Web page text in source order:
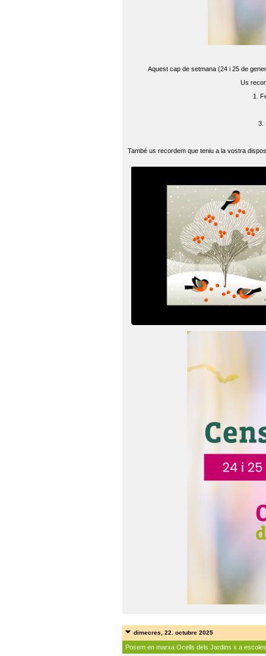
Aquest cap de setmana (24 i 25 de
Us
1.
3.
També us recordem que teniu a la vostra
dimecres, 22. octubre 2025
Posem en marxa Ocells dels Jardins x a escoles